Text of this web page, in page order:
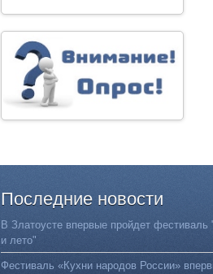
Последние новости
В Златоусте впервые пройдет фестиваль
и лето"
Фестиваль «Кухни народов России»